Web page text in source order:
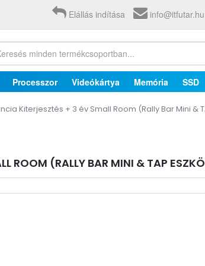
Elállás indítása info@itfutar.hu
Processzor Videókártya Memória SSD
Kiterjesztés + 3 év Small Room (Rally Bar Mini &
ROOM (RALLY BAR MINI & TAP